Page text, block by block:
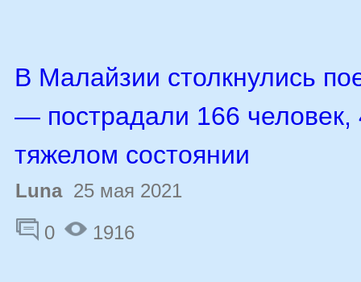
В Малайзии столкнулись
— пострадали 166 человек,
тяжелом состоянии
Luna25 мая 2021
0
1916